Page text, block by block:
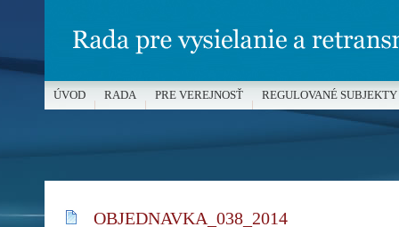
OBJEDNAVKA_038_2014
ÚVOD RADA PRE VEREJNOSŤ REGULOVANÉ SUBJEKTY